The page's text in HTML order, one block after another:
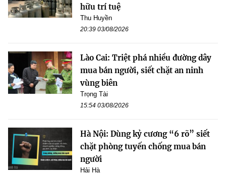
hữu trí tuệ
Thu Huyền
20:39 03/08/2026
Lào Cai: Triệt phá nhiều đường dây
mua bán người, siết chặt an ninh
vùng biên
Trọng Tài
15:54 03/08/2026
Hà Nội: Dùng kỷ cương “6 rõ” siết
chặt phòng tuyến chống mua bán
người
Hải Hà